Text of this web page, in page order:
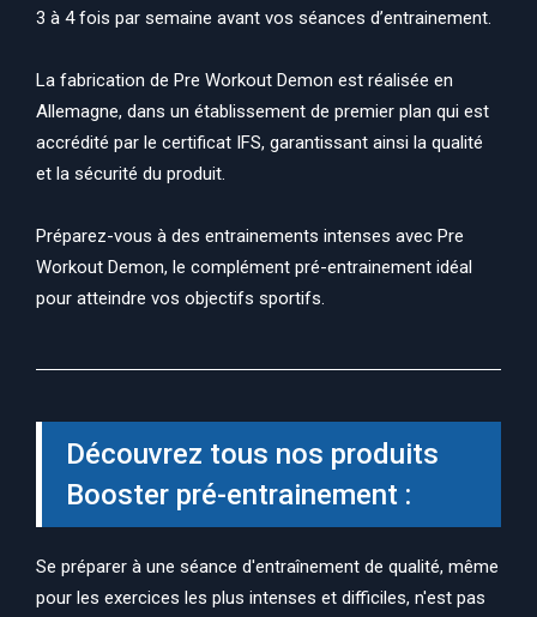
3 à 4 fois par semaine avant vos séances d’entrainement.
La fabrication de Pre Workout Demon est réalisée en
Allemagne, dans un établissement de premier plan qui est
accrédité par le certificat IFS, garantissant ainsi la qualité
et la sécurité du produit.
Préparez-vous à des entrainements intenses avec Pre
Workout Demon, le complément pré-entrainement idéal
pour atteindre vos objectifs sportifs.
Découvrez tous nos produits
Booster pré-entrainement :
Se préparer à une séance d'entraînement de qualité, même
pour les exercices les plus intenses et difficiles, n'est pas